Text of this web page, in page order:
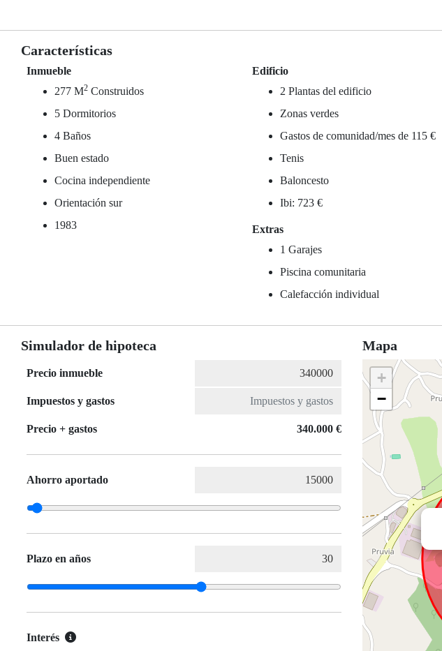
Características
Inmueble
277 M2 Construidos
5 Dormitorios
4 Baños
Buen estado
Cocina independiente
Orientación sur
1983
Edificio
2 Plantas del edificio
Zonas verdes
Gastos de comunidad/mes de 115 €
Tenis
Baloncesto
Ibi: 723 €
Extras
1 Garajes
Piscina comunitaria
Calefacción individual
Simulador de hipoteca
Precio inmueble
Impuestos y gastos
Precio + gastos 340.000 €
Ahorro aportado
Plazo en años
Interés
Mapa
+
−